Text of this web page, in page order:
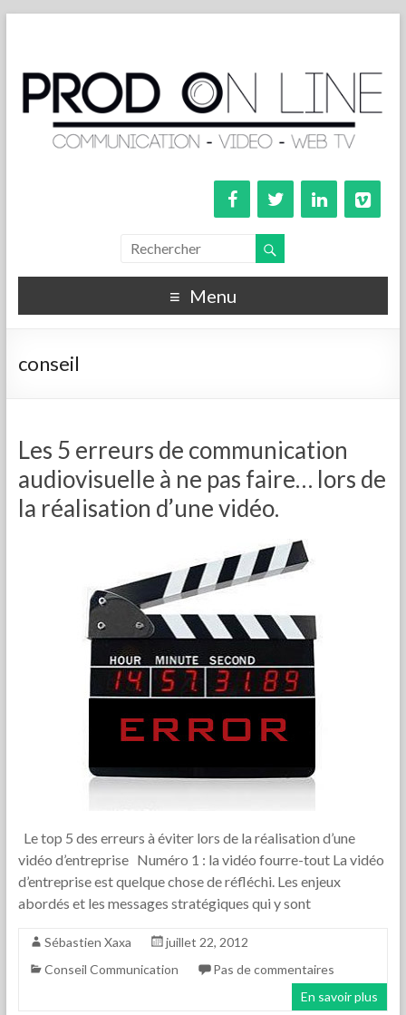
Menu
conseil
Les 5 erreurs de communication
audiovisuelle à ne pas faire… lors de
la réalisation d’une vidéo.
Le top 5 des erreurs à éviter lors de la réalisation d’une
vidéo d’entreprise Numéro 1 : la vidéo fourre-tout La vidéo
d’entreprise est quelque chose de réfléchi. Les enjeux
abordés et les messages stratégiques qui y sont
Sébastien Xaxa
juillet 22, 2012
Conseil Communication
Pas de commentaires
En savoir plus